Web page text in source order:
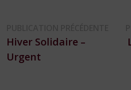
de
l’article
Hiver Solidaire –
Urgent